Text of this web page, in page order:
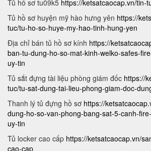
Tủ hồ sơ tu09k5 https://ketsatcaocap.vn/tin-
Tủ hồ sơ huyện mỹ hào hưng yên https://
tuc/tu-ho-so-huye-my-hao-tinh-hung-yen
Địa chỉ bán tủ hồ sơ kính https://
ban-tu-dung-ho-so-mat-kinh-welko-safes-
uy-tin
Tủ sắt đựng tài liệu phòng giám đốc https://
tuc/tu-sat-dung-tai-lieu-phong-giam-doc-
Thanh lý tủ đựng hồ sơ https://
dung-ho-so-van-phong-bang-sat-5-canh-
uy-tin
Tủ locker cao cấp https://ketsatcaocap.vn/
cao-cap